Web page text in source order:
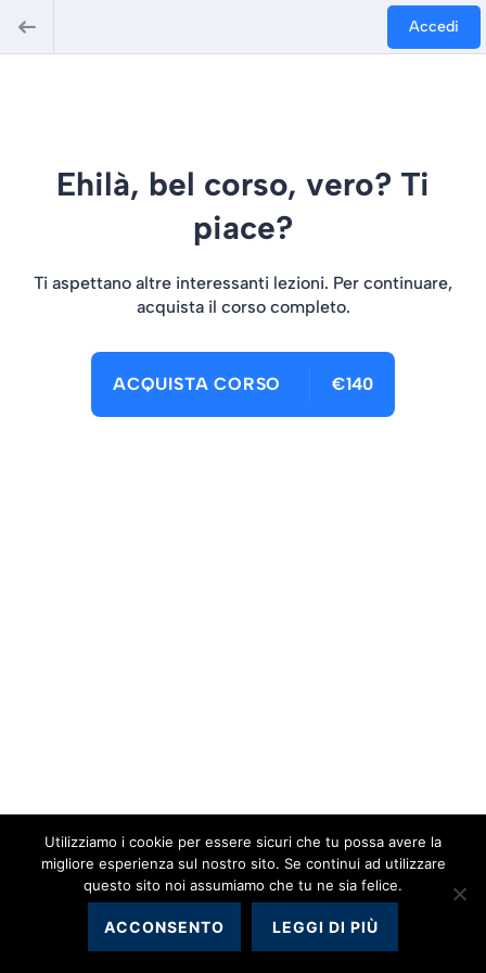
Accedi
Ehilà, bel corso, vero? Ti
piace?
Ti aspettano altre interessanti lezioni. Per continuare,
acquista il corso completo.
ACQUISTA CORSO €140
Utilizziamo i cookie per essere sicuri che tu possa avere la
migliore esperienza sul nostro sito. Se continui ad utilizzare
questo sito noi assumiamo che tu ne sia felice.
ACCONSENTO LEGGI DI PIÙ